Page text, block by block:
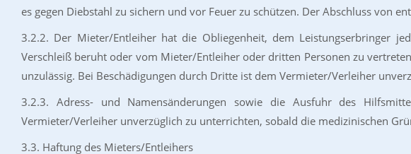
es gegen Diebstahl zu sichern und vor Feuer zu schützen. Der Abschluss von
3.2.2. Der Mieter/Entleiher hat die Obliegenheit, dem Leistungserbringer
Verschleiß beruht oder vom Mieter/Entleiher oder dritten Personen zu
unzulässig. Bei Beschädigungen durch Dritte ist dem Vermieter/Verleiher
3.2.3. Adress- und Namensänderungen sowie die Ausfuhr des
Vermieter/Verleiher unverzüglich zu unterrichten, sobald die medizinischen
3.3. Haftung des Mieters/Entleihers